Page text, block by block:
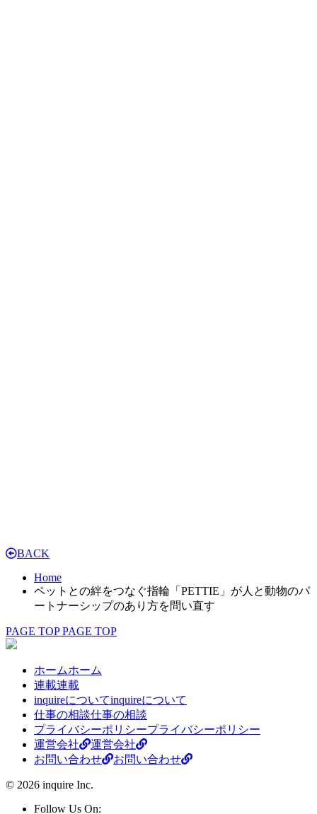
BACK
Home
ペットとの絆をつなぐ指輪「PETTIE」が人と動物のパ
ートナーシップのあり方を問い直す
PAGE TOP PAGE TOP
ホームホーム
連載連載
inquireについてinquireについて
仕事の相談仕事の相談
プライバシーポリシープライバシーポリシー
運営会社
運営会社
お問い合わせ
お問い合わせ
© 2026 inquire Inc.
Follow Us On: